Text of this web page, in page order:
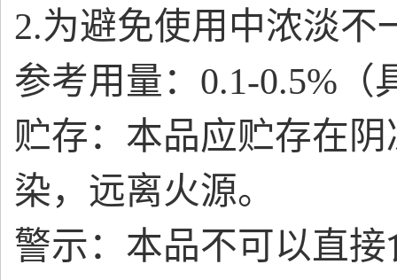
2.为避免使用中浓淡不
参考用量：0.1-0.5%
贮存：本品应贮存在
染，远离火源。
警示：本品不可以直